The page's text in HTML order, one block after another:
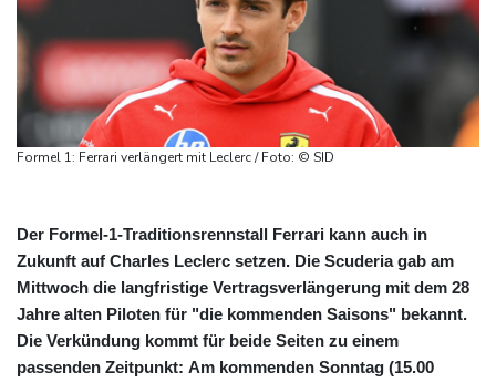
Formel 1: Ferrari verlängert mit Leclerc / Foto: © SID
Der Formel-1-Traditionsrennstall Ferrari kann auch in
Zukunft auf Charles Leclerc setzen. Die Scuderia gab am
Mittwoch die langfristige Vertragsverlängerung mit dem 28
Jahre alten Piloten für "die kommenden Saisons" bekannt.
Die Verkündung kommt für beide Seiten zu einem
passenden Zeitpunkt: Am kommenden Sonntag (15.00